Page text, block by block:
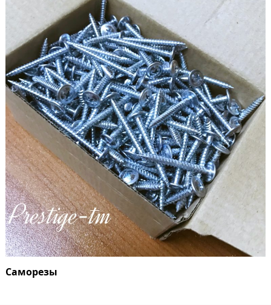
Саморезы